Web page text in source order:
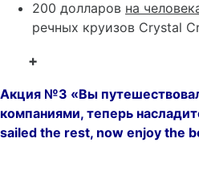
200 долларов на
речных круизов Crystal
+
Акция №3 «Вы
компаниями, теперь
sailed the rest, now enjoy the